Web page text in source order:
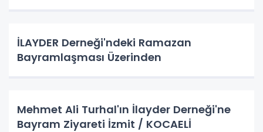
İLAYDER Derneği'ndeki Ramazan
Bayramlaşması Üzerinden
Mehmet Ali Turhal'ın İlayder Derneği'ne
Bayram Ziyareti İzmit / KOCAELİ